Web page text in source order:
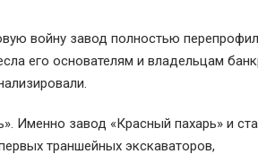
войну завод полностью
его основателям и владельцам
Именно завод «Красный пахарь» и
траншейных экскаваторов,